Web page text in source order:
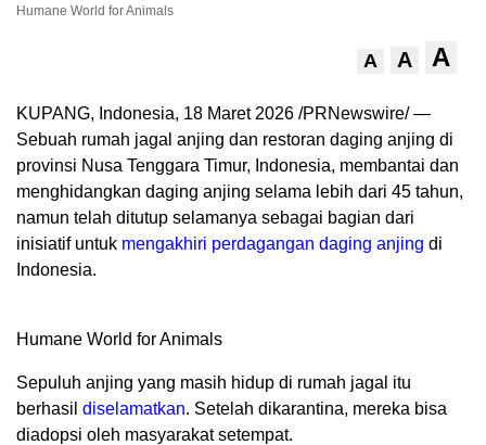
Humane World for Animals
A A A
KUPANG, Indonesia, 18 Maret 2026 /PRNewswire/ —
Sebuah rumah jagal anjing dan restoran daging anjing di
provinsi Nusa Tenggara Timur, Indonesia, membantai dan
menghidangkan daging anjing selama lebih dari 45 tahun,
namun telah ditutup selamanya sebagai bagian dari
inisiatif untuk mengakhiri perdagangan daging anjing di
Indonesia.
Humane World for Animals
Sepuluh anjing yang masih hidup di rumah jagal itu
berhasil diselamatkan. Setelah dikarantina, mereka bisa
diadopsi oleh masyarakat setempat.